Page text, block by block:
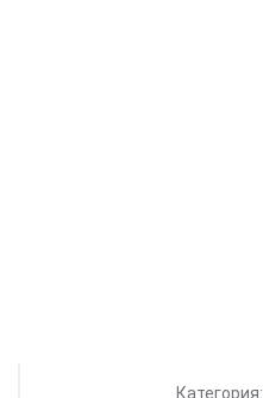
Категория: